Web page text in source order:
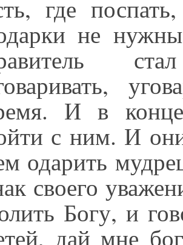
где
не
И в конце
с ним. И
одарить
своего
Богу, и
дай мне